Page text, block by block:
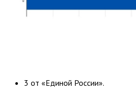
3 от «Единой России».